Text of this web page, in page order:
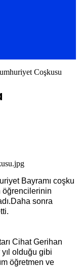
Coşkusu
Bayramı coşku
öğrencilerinin
sonra
Cihat Gerihan
yıl olduğu gibi
öğretmen ve